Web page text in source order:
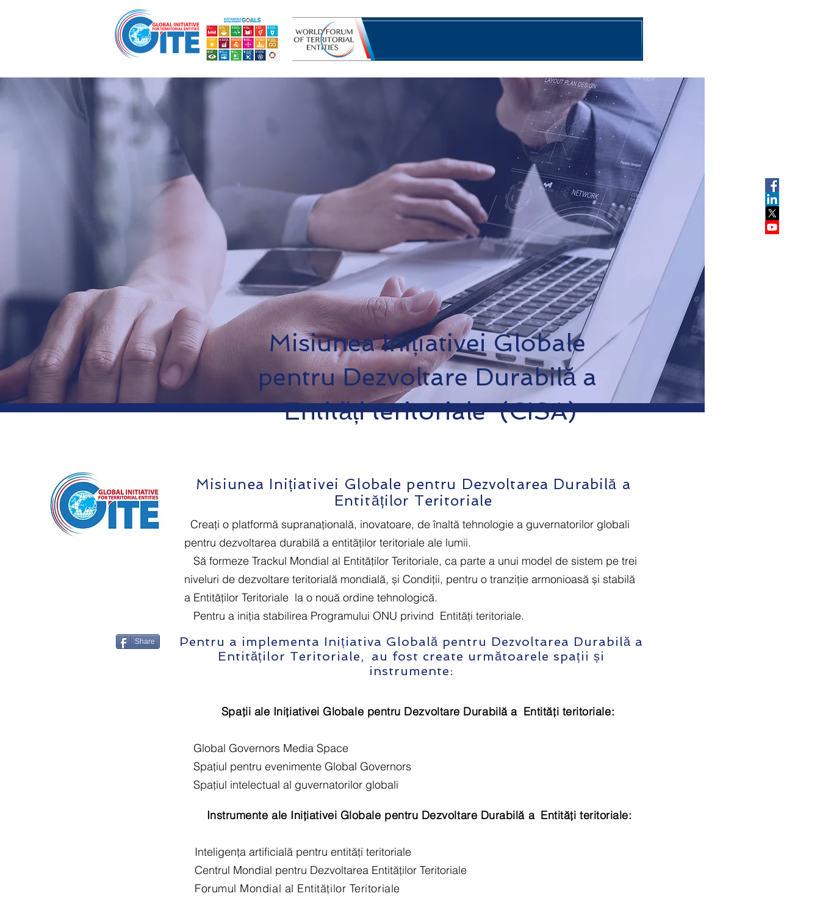
Programul ONU pentru teritorii
Misiunea Inițiativei Globale
pentru Dezvoltare Durabilă a
Entități teritoriale (CISA)
Misiunea Inițiativei Globale pentru Dezvoltarea Durabilă a
Entităților Teritoriale
Creați o platformă supranațională, inovatoare, de înaltă tehnologie a guvernatorilor globali
pentru dezvoltarea durabilă a entităților teritoriale ale lumii.
Să formeze Trackul Mondial al Entităților Teritoriale, ca parte a unui model de sistem pe trei
niveluri de dezvoltare teritorială mondială, și Condiții, pentru o tranziție armonioasă și stabilă
a Entităților Teritoriale la o nouă ordine tehnologică.
Pentru a iniția stabilirea Programului ONU privind Entități teritoriale.
Share
Pentru a implementa Inițiativa Globală pentru Dezvoltarea Durabilă a
Entităților Teritoriale,
au fost create următoarele spații și
instrumente:
Spații ale Inițiativei Globale pentru Dezvoltare Durabilă a Entități teritoriale:
Global Governors Media Space
Spațiul pentru evenimente Global Governors
Spațiul intelectual al guvernatorilor globali
Instrumente ale Inițiativei Globale pentru Dezvoltare Durabilă a Entități teritoriale:
Inteligența artificială pentru entități teritoriale
Centrul Mondial pentru Dezvoltarea Entităților Teritoriale
Forumul Mondial al Entităților Teritoriale